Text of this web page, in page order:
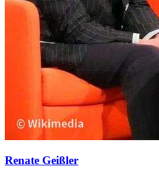
Renate Geißler